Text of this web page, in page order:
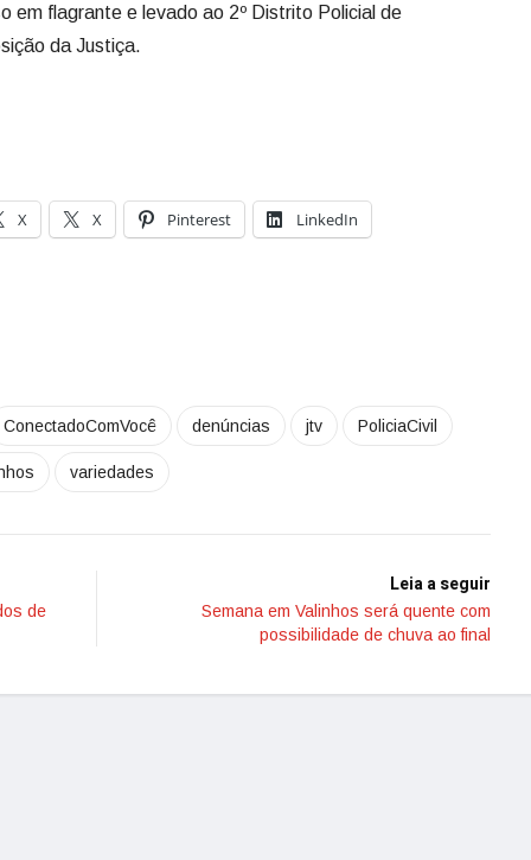
em flagrante e levado ao 2º Distrito Policial de
da Justiça.
X X Pinterest LinkedIn
ConectadoComVocê denúncias jtv PoliciaCivil
variedades
de
Leia a seguir
Semana em Valinhos será quente com
possibilidade de chuva ao final